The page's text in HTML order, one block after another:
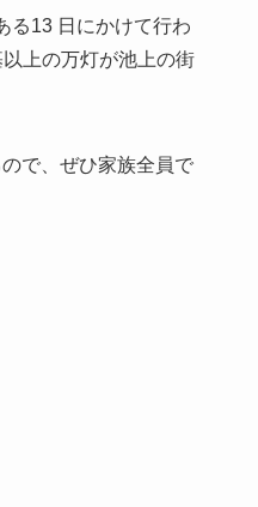
る13 日にかけて行わ
上の万灯が池上の街
で、ぜひ家族全員で